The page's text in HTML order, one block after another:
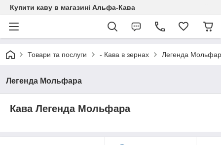
Купити каву в магазині Альфа-Кава
Товари та послуги - Кава в зернах Легенда
Легенда Мольфара
Кава Легенда Мольфара